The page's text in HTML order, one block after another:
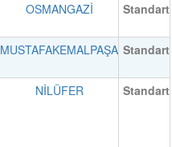
OSMANGAZİ Standart
MUSTAFAKEMALPAŞA Standart
NİLÜFER Standart